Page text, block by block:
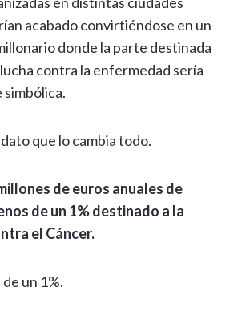
acabado convirtiéndose en un
donde la parte destinada
contra la enfermedad sería
que lo cambia todo.
de euros anuales de
de un 1% destinado a la
el Cáncer.
un 1%.